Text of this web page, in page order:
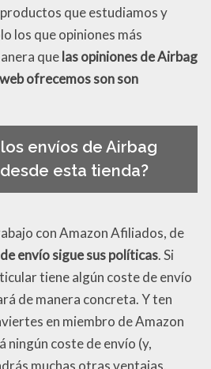
que estudiamos y
los que opiniones más
quelas opiniones de Airbag
ofrecemos son son
envíos de Airbag
esta tienda?
con Amazon Afiliados, de
envío sigue sus políticas. Si
tiene algún coste de envío
de manera concreta. Y ten
en miembro de Amazon
ningún coste de envío (y,
muchas otras ventajas,